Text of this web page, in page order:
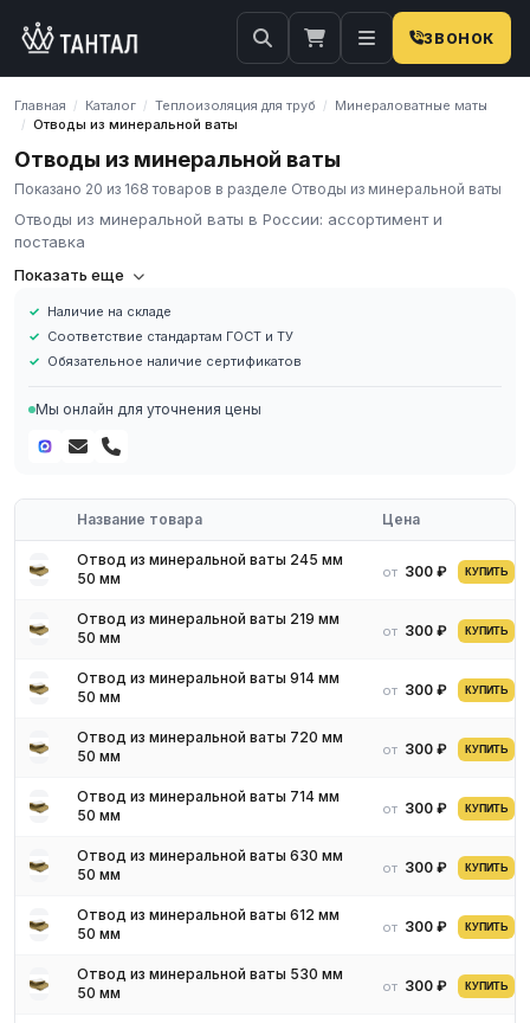
ЗВОНОК
Главная / Каталог / Теплоизоляция для труб / Минераловатные маты
/ Отводы из минеральной ваты
Отводы из минеральной ваты
Показано 20 из 168 товаров в разделе Отводы из минеральной ваты
Отводы из минеральной ваты в России: ассортимент и
поставка
Компания «Тантал» предлагает Отводы из минеральной ваты в
металлопроката и промышленных материалов по всей России.
В нашем каталоге представлен широкий ассортимент Отводы
из минеральной ваты различных марок, размеров и типов. Все
сертификаты качества.
Наличие на складе в России
Обязательное наличие сертификатов
Доставка по региону
Для получения актуальных цен и наличия на складе свяжитесь
с нашими менеджерами. Мы предложим оптимальные условия
Показать еще
Наличие на складе
Соответствие стандартам ГОСТ и ТУ
Обязательное наличие сертификатов
Мы онлайн для уточнения цены
Название товара Цена
Отвод из минеральной ваты 245 мм
50 мм
от 300 ₽ КУПИТЬ
Отвод из минеральной ваты 219 мм
50 мм
от 300 ₽ КУПИТЬ
Отвод из минеральной ваты 914 мм
50 мм
от 300 ₽ КУПИТЬ
Отвод из минеральной ваты 720 мм
50 мм
от 300 ₽ КУПИТЬ
Отвод из минеральной ваты 714 мм
50 мм
от 300 ₽ КУПИТЬ
Отвод из минеральной ваты 630 мм
50 мм
от 300 ₽ КУПИТЬ
Отвод из минеральной ваты 612 мм
50 мм
от 300 ₽ КУПИТЬ
Отвод из минеральной ваты 530 мм
50 мм
от 300 ₽ КУПИТЬ